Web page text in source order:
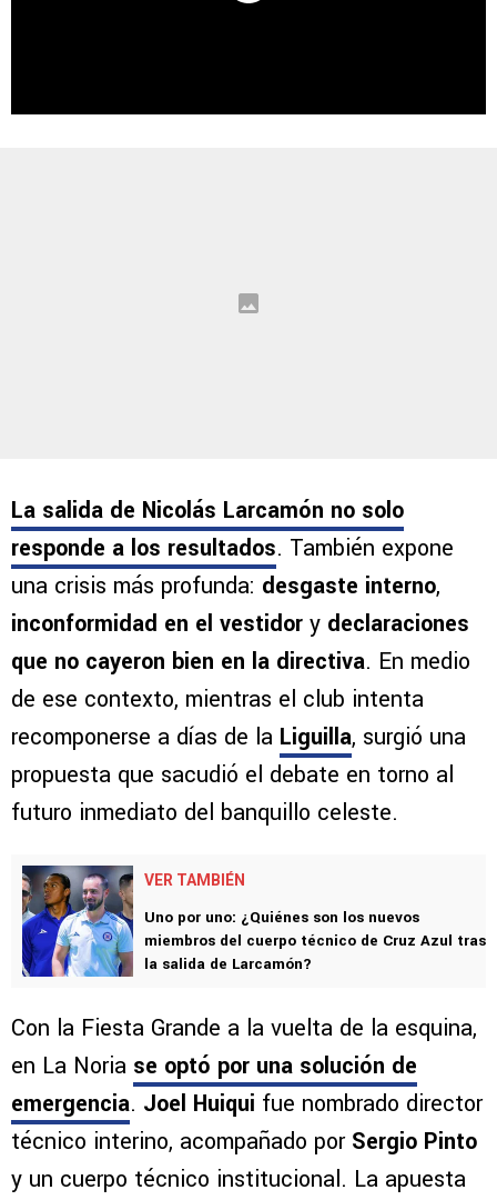
La salida de Nicolás Larcamón no solo
responde a los resultados. También expone
una crisis más profunda: desgaste interno,
inconformidad en el vestidor y declaraciones
que no cayeron bien en la directiva. En medio
de ese contexto, mientras el club intenta
recomponerse a días de la Liguilla, surgió una
propuesta que sacudió el debate en torno al
futuro inmediato del banquillo celeste.
VER TAMBIÉN
Uno por uno: ¿Quiénes son los nuevos
miembros del cuerpo técnico de Cruz Azul tras
la salida de Larcamón?
Con la Fiesta Grande a la vuelta de la esquina,
en La Noria se optó por una solución de
emergencia. Joel Huiqui fue nombrado director
técnico interino, acompañado por Sergio Pinto
y un cuerpo técnico institucional. La apuesta